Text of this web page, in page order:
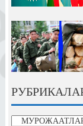
рубрикалар